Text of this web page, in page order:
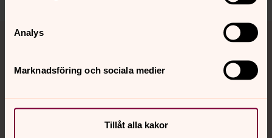
Analys
Marknadsföring och sociala medier
Tillåt alla kakor
Tillbaka till toppen
Tillbaka till innehållet